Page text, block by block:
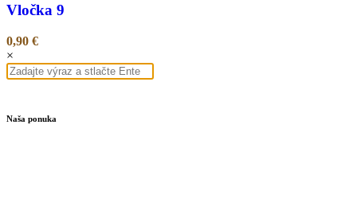
Vločka 9
0,90 €
×
Naša ponuka